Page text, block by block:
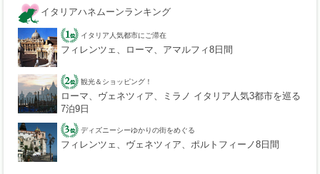
イタリアハネムーンランキング
イタリア人気都市にご滞在
フィレンツェ、ローマ、アマルフィ8日間
観光＆ショッピング！
ローマ、ヴェネツィア、ミラノ イタリア人気3都市を巡る
7泊9日
ディズニーシーゆかりの街をめぐる
フィレンツェ、ヴェネツィア、ポルトフィーノ8日間